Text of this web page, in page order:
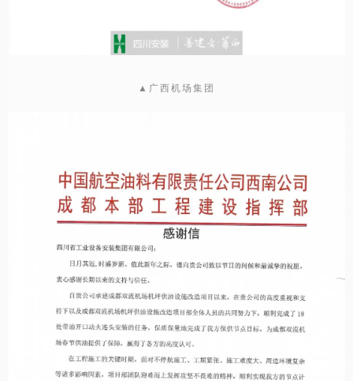
▲广西机场集团